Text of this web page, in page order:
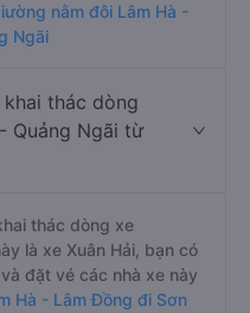
nằm đôi Lâm Hà -
Ngãi
thác dòng
Quảng Ngãi từ
thác dòng xe
là xe Xuân Hải, bạn có
đặt vé các nhà xe này
Hà - Lâm Đồng đi Sơn